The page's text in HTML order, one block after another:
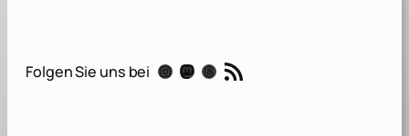
u
Folgen Sie uns bei Instagram Mastodon Threads RSS-Feed